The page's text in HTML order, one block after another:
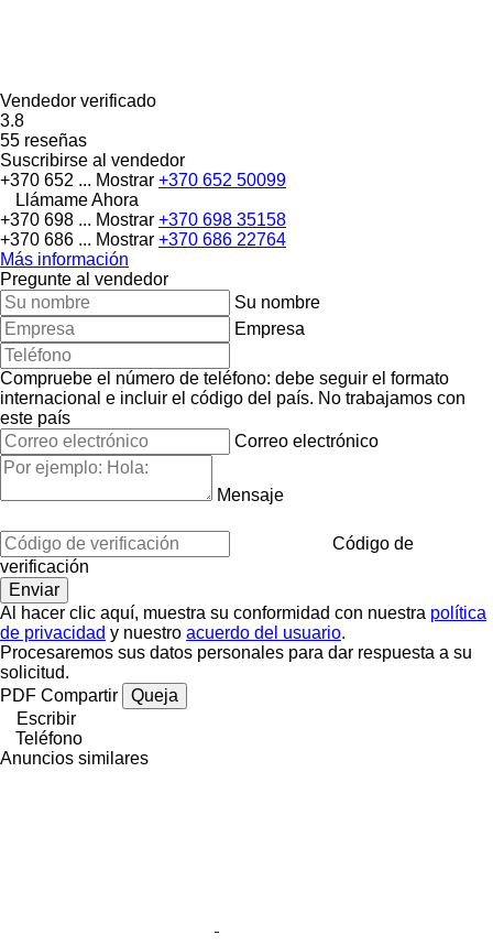
Vendedor verificado
3.8
55 reseñas
Suscribirse al vendedor
+370 652 ... Mostrar +370 652 50099
Llámame Ahora
+370 698 ... Mostrar +370 698 35158
+370 686 ... Mostrar +370 686 22764
Más información
Pregunte al vendedor
Su nombre
Empresa
Compruebe el número de teléfono: debe seguir el formato
internacional e incluir el código del país. No trabajamos con
este país
Correo electrónico
Mensaje
Código de
verificación
Al hacer clic aquí, muestra su conformidad con nuestra política
de privacidad y nuestro acuerdo del usuario.
Procesaremos sus datos personales para dar respuesta a su
solicitud.
PDF Compartir
Queja
Escribir
Teléfono
Anuncios similares